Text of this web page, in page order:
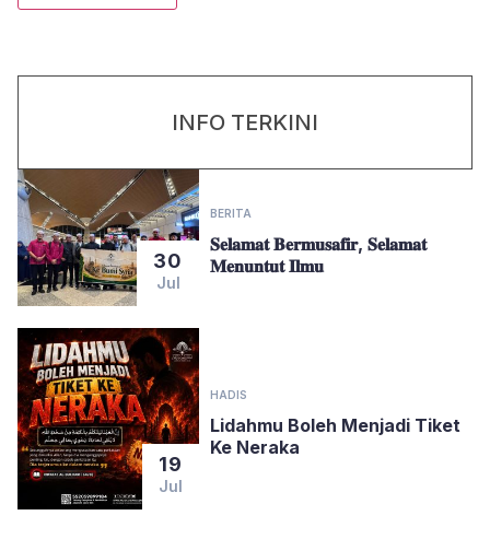
INFO TERKINI
30
Jul
BERITA
𝐒𝐞𝐥𝐚𝐦𝐚𝐭 𝐁𝐞𝐫𝐦𝐮𝐬𝐚𝐟𝐢𝐫, 𝐒𝐞𝐥𝐚𝐦𝐚𝐭
𝐌𝐞𝐧𝐮𝐧𝐭𝐮𝐭 𝐈𝐥𝐦𝐮
19
Jul
HADIS
Lidahmu Boleh Menjadi Tiket
Ke Neraka